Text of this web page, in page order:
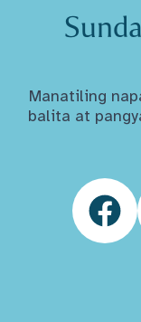
Manatiling
balita at